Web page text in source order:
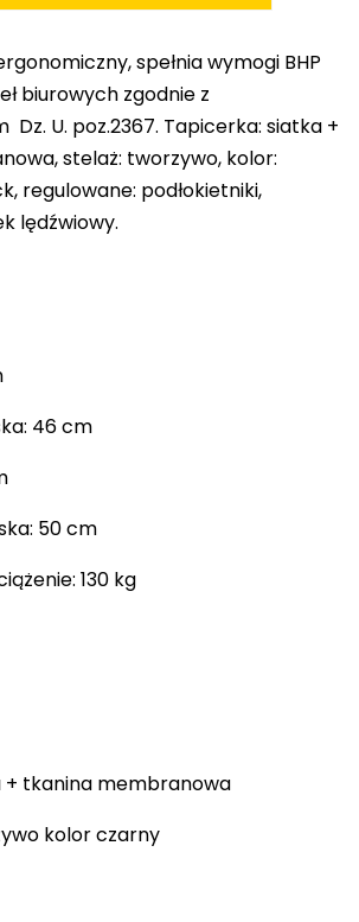
spełnia wymogi BHP
biurowych zgodnie z
Dz. U. poz.2367. Tapicerka: siatka +
stelaż: tworzywo, kolor:
regulowane: podłokietniki,
lędźwiowy.
46 cm
50 cm
130 kg
tkanina membranowa
kolor czarny